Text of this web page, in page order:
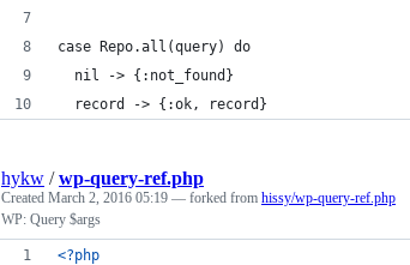
case Repo.all(query) do
  nil -> {:not_found}
  record -> {:ok, record}
hykw /wp-query-ref.php
Created March 2, 2016 05:19 — forked from hissy/wp-query-ref.php
WP: Query $args
<?php